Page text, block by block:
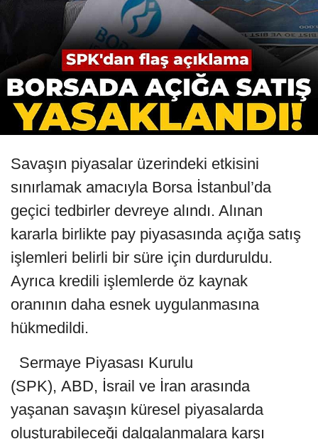
Savaşın piyasalar üzerindeki etkisini
sınırlamak amacıyla Borsa İstanbul’da
geçici tedbirler devreye alındı. Alınan
kararla birlikte pay piyasasında açığa satış
işlemleri belirli bir süre için durduruldu.
Ayrıca kredili işlemlerde öz kaynak
oranının daha esnek uygulanmasına
hükmedildi.
Sermaye Piyasası Kurulu
(SPK), ABD, İsrail ve İran arasında
yaşanan savaşın küresel piyasalarda
oluşturabileceği dalgalanmalara karşı